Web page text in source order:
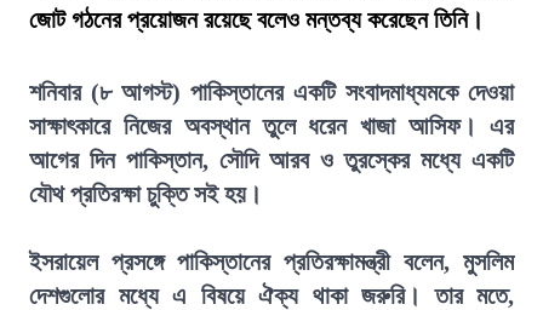
জোট গঠনের প্রয়োজন রয়েছে বলেও মন্তব্য করেছেন তিনি।
শনিবার (৮ আগস্ট) পাকিস্তানের একটি সংবাদমাধ্যমকে দেওয়া
সাক্ষাৎকারে নিজের অবস্থান তুলে ধরেন খাজা আসিফ। এর
আগের দিন পাকিস্তান, সৌদি আরব ও তুরস্কের মধ্যে একটি
যৌথ প্রতিরক্ষা চুক্তি সই হয়।
ইসরায়েল প্রসঙ্গে পাকিস্তানের প্রতিরক্ষামন্ত্রী বলেন, মুসলিম
দেশগুলোর মধ্যে এ বিষয়ে ঐক্য থাকা জরুরি। তার মতে,